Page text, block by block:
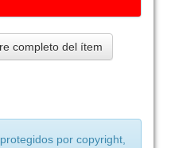
completo del ítem
por copyright,